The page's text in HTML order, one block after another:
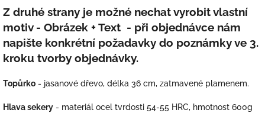
Z druhé strany je možné nechat vyrobit vlastní
motiv - Obrázek + Text - při objednávce nám
napište konkrétní požadavky do poznámky ve 3.
kroku tvorby objednávky.
Topůrko - jasanové dřevo, délka 36 cm, zatmavené plamenem.
Hlava sekery - materiál ocel tvrdosti 54-55 HRC, hmotnost 600g